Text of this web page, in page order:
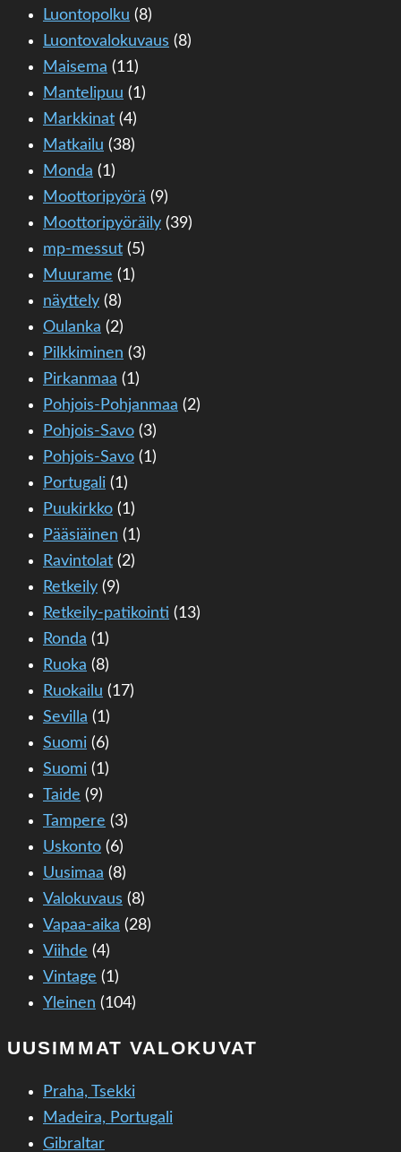
Luontopolku (8)
Luontovalokuvaus (8)
Maisema (11)
Mantelipuu (1)
Markkinat (4)
Matkailu (38)
Monda (1)
Moottoripyörä (9)
Moottoripyöräily (39)
mp-messut (5)
Muurame (1)
näyttely (8)
Oulanka (2)
Pilkkiminen (3)
Pirkanmaa (1)
Pohjois-Pohjanmaa (2)
Pohjois-Savo (3)
Pohjois-Savo (1)
Portugali (1)
Puukirkko (1)
Pääsiäinen (1)
Ravintolat (2)
Retkeily (9)
Retkeily-patikointi (13)
Ronda (1)
Ruoka (8)
Ruokailu (17)
Sevilla (1)
Suomi (6)
Suomi (1)
Taide (9)
Tampere (3)
Uskonto (6)
Uusimaa (8)
Valokuvaus (8)
Vapaa-aika (28)
Viihde (4)
Vintage (1)
Yleinen (104)
UUSIMMAT VALOKUVAT
Praha, Tsekki
Madeira, Portugali
Gibraltar